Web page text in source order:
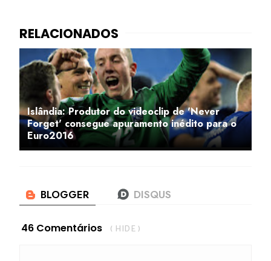
Islândia: Produtor do videoclip de 'Never
Forget' consegue apuramento inédito para o
Euro2016
46 Comentários ( HIDE )